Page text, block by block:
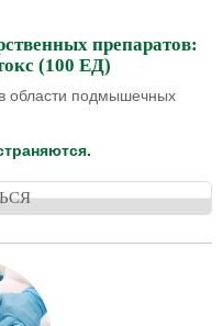
препаратов:
(100 ЕД)
области подмышечных